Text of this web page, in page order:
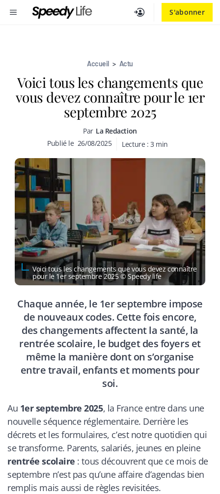
S'abonner
MENU
Accueil > Actu
Voici tous les changements que
vous devez connaître pour le 1er
septembre 2025
Par La Redaction
Publié le 26/08/2025 Lecture : 3 min
Voici tous les changements que vous devez connaître
pour le 1er septembre 2025 © Speedy life
Chaque année, le 1er septembre impose
de nouveaux codes. Cette fois encore,
des changements affectent la santé, la
rentrée scolaire, le budget des foyers et
même la manière dont on s’organise
entre travail, enfants et moments pour
soi.
Au 1er septembre 2025, la France entre dans une
nouvelle séquence réglementaire. Derrière les
décrets et les formulaires, c’est notre quotidien qui
se transforme. Parents, salariés, jeunes en pleine
rentrée scolaire : tous découvrent que ce mois de
septembre n’est pas qu’une affaire d’agendas bien
remplis mais aussi de règles revisitées.